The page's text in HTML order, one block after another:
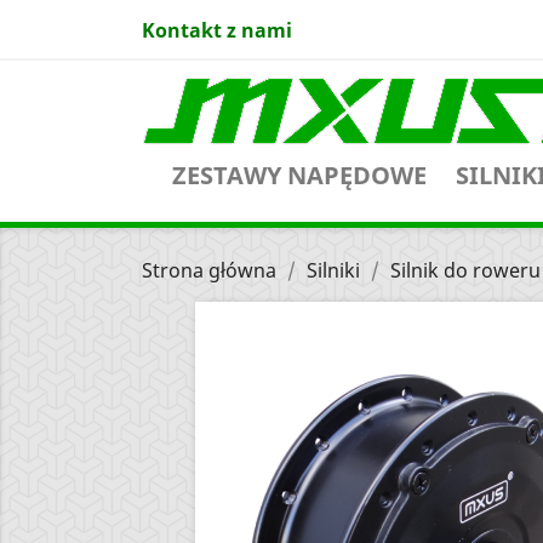
Kontakt z nami
ZESTAWY NAPĘDOWE
Strona główna Silniki Silnik do roweru